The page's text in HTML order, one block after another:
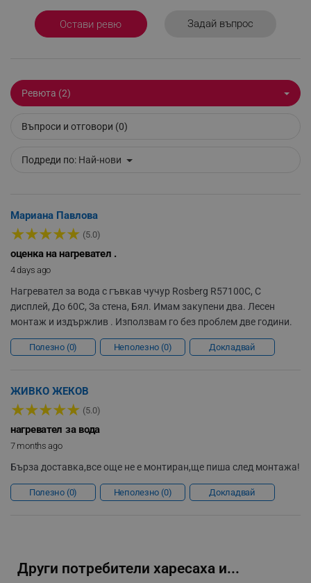
Остави ревю Задай въпрос
Ревюта (2)
Въпроси и отговори (0)
Подреди по: Най-нови
Мариана Павлова
★★★★★ (5.0)
оценка на нагревател .
4 days ago
Нагревател за вода с гъвкав чучур Rosberg R57100C, С
дисплей, До 60C, За стена, Бял. Имам закупени два. Лесен
монтаж и издържлив . Използвам го без проблем две години.
Полезно 0 Неполезно 0 Докладвай
ЖИВКО ЖЕКОВ
★★★★★ (5.0)
нагревател за вода
7 months ago
Бърза доставка,все още не е монтиран,ще пиша след монтажа!
Полезно 0 Неполезно 0 Докладвай
Други потребители харесаха и...
_sgf_npq
_sgf_rq
sgfUserUpdateData
rlv_p